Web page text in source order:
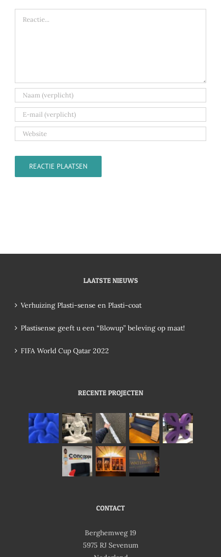
LAATSTE NIEUWS
Verhuizing Plasti-sense en Plasti-coat
Plastisense geeft u een “Blowup” beleving op maat!
FIFA World Cup Qatar 2022
RECENTE PROJECTEN
CONTACT
Berghemweg 19
5975 RJ Sevenum